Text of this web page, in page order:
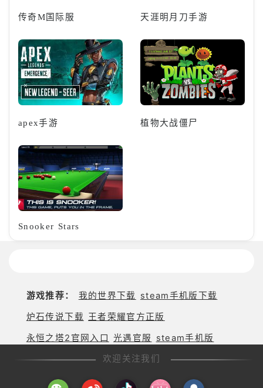
传奇M国际服 天涯明月刀手游
apex手游 植物大战僵尸
Snooker Stars
游戏推荐： 我的世界下载 steam手机版下载
炉石传说下载 王者荣耀官方正版
永恒之塔2官网入口 光遇官服
steam手机版
欢迎关注我们